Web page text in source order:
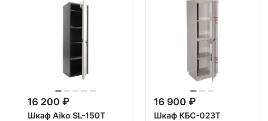
16 200 ₽
Шкаф Aiko SL-150Т
16 900 ₽
Шкаф КБС-023Т